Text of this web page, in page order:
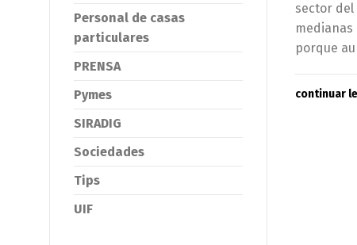
sector del
medianas
porque
continuar
Personal de casas
particulares
PRENSA
Pymes
SIRADIG
Sociedades
Tips
UIF